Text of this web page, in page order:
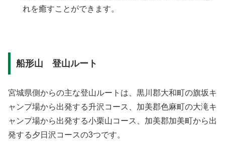
れを癒すことができます。
船形山 登山ルート
宮城県側からの主な登山ルートは、黒川郡大和町の旗坂キ
ャンプ場から出発する升沢コース、加美郡色麻町の大滝キ
ャンプ場から出発する小栗山コース、加美郡加美町から出
発する夕日沢コースの3つです。